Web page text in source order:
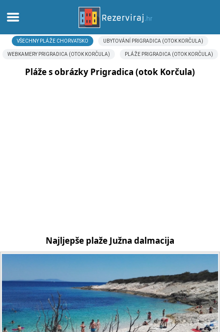
Domů
Apartmány
VŠECHNY PLÁŽE CHORVATSKO UBYTOVÁNÍ PRIGRADICA (OTOK KORČULA)
WEBKAMERY PRIGRADICA (OTOK KORČULA) PLÁŽE PRIGRADICA (OTOK KORČULA)
Pláže s obrázky Prigradica (otok Korčula)
Najljepše plaže Južna dalmacija